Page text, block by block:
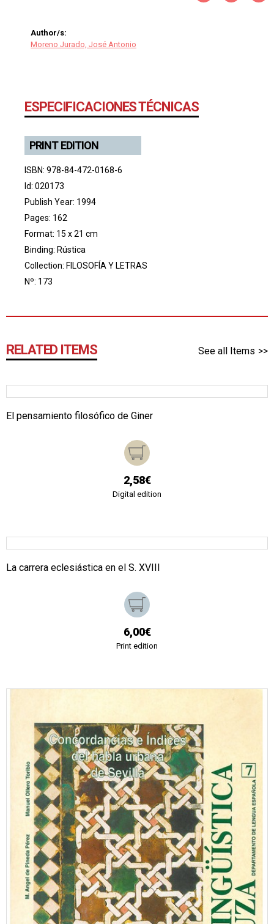
Author/s:
Moreno Jurado, José Antonio
ESPECIFICACIONES TÉCNICAS
PRINT EDITION
ISBN: 978-84-472-0168-6
Id: 020173
Publish Year: 1994
Pages: 162
Format: 15 x 21 cm
Binding: Rústica
Collection: FILOSOFÍA Y LETRAS
Nº: 173
RELATED ITEMS See all Items
El pensamiento filosófico de Giner
2,58€
Digital edition
La carrera eclesiástica en el S. XVIII
6,00€
Print edition